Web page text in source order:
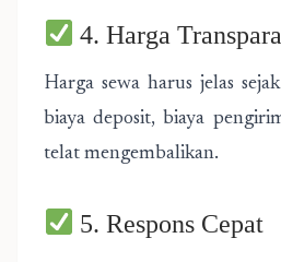
4. Harga
Harga sewa harus jelas
biaya deposit, biaya
telat mengembalikan.
5. Respons Cepat